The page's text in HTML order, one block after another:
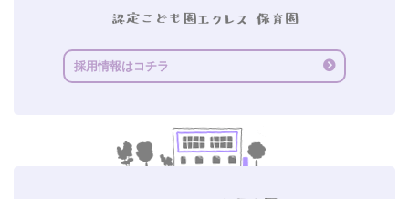
採用情報はコチラ